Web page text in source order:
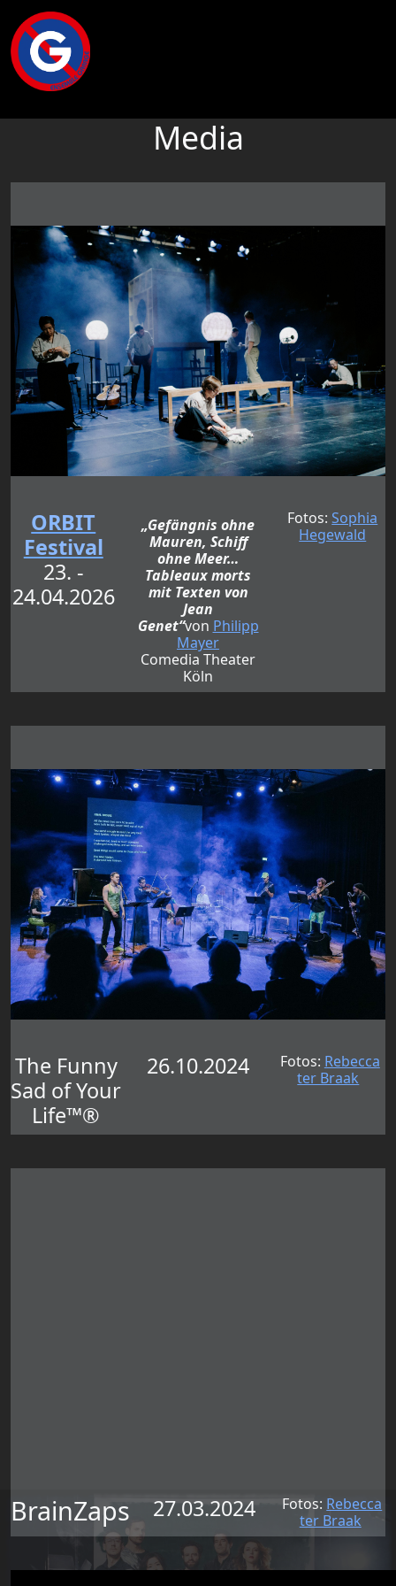
Media
ORBIT
Festival
23. -
24.04.2026
„Gefängnis ohne
Mauren, Schiff
ohne Meer…
Tableaux morts
mit Texten von
Jean
Genet“von Philipp
Mayer
Comedia Theater
Köln
Fotos:Sophia
Hegewald
The Funny
Sad of Your
Life™®
26.10.2024 Fotos: Rebecca
ter Braak
BrainZaps 27.03.2024 Fotos: Rebecca
ter Braak